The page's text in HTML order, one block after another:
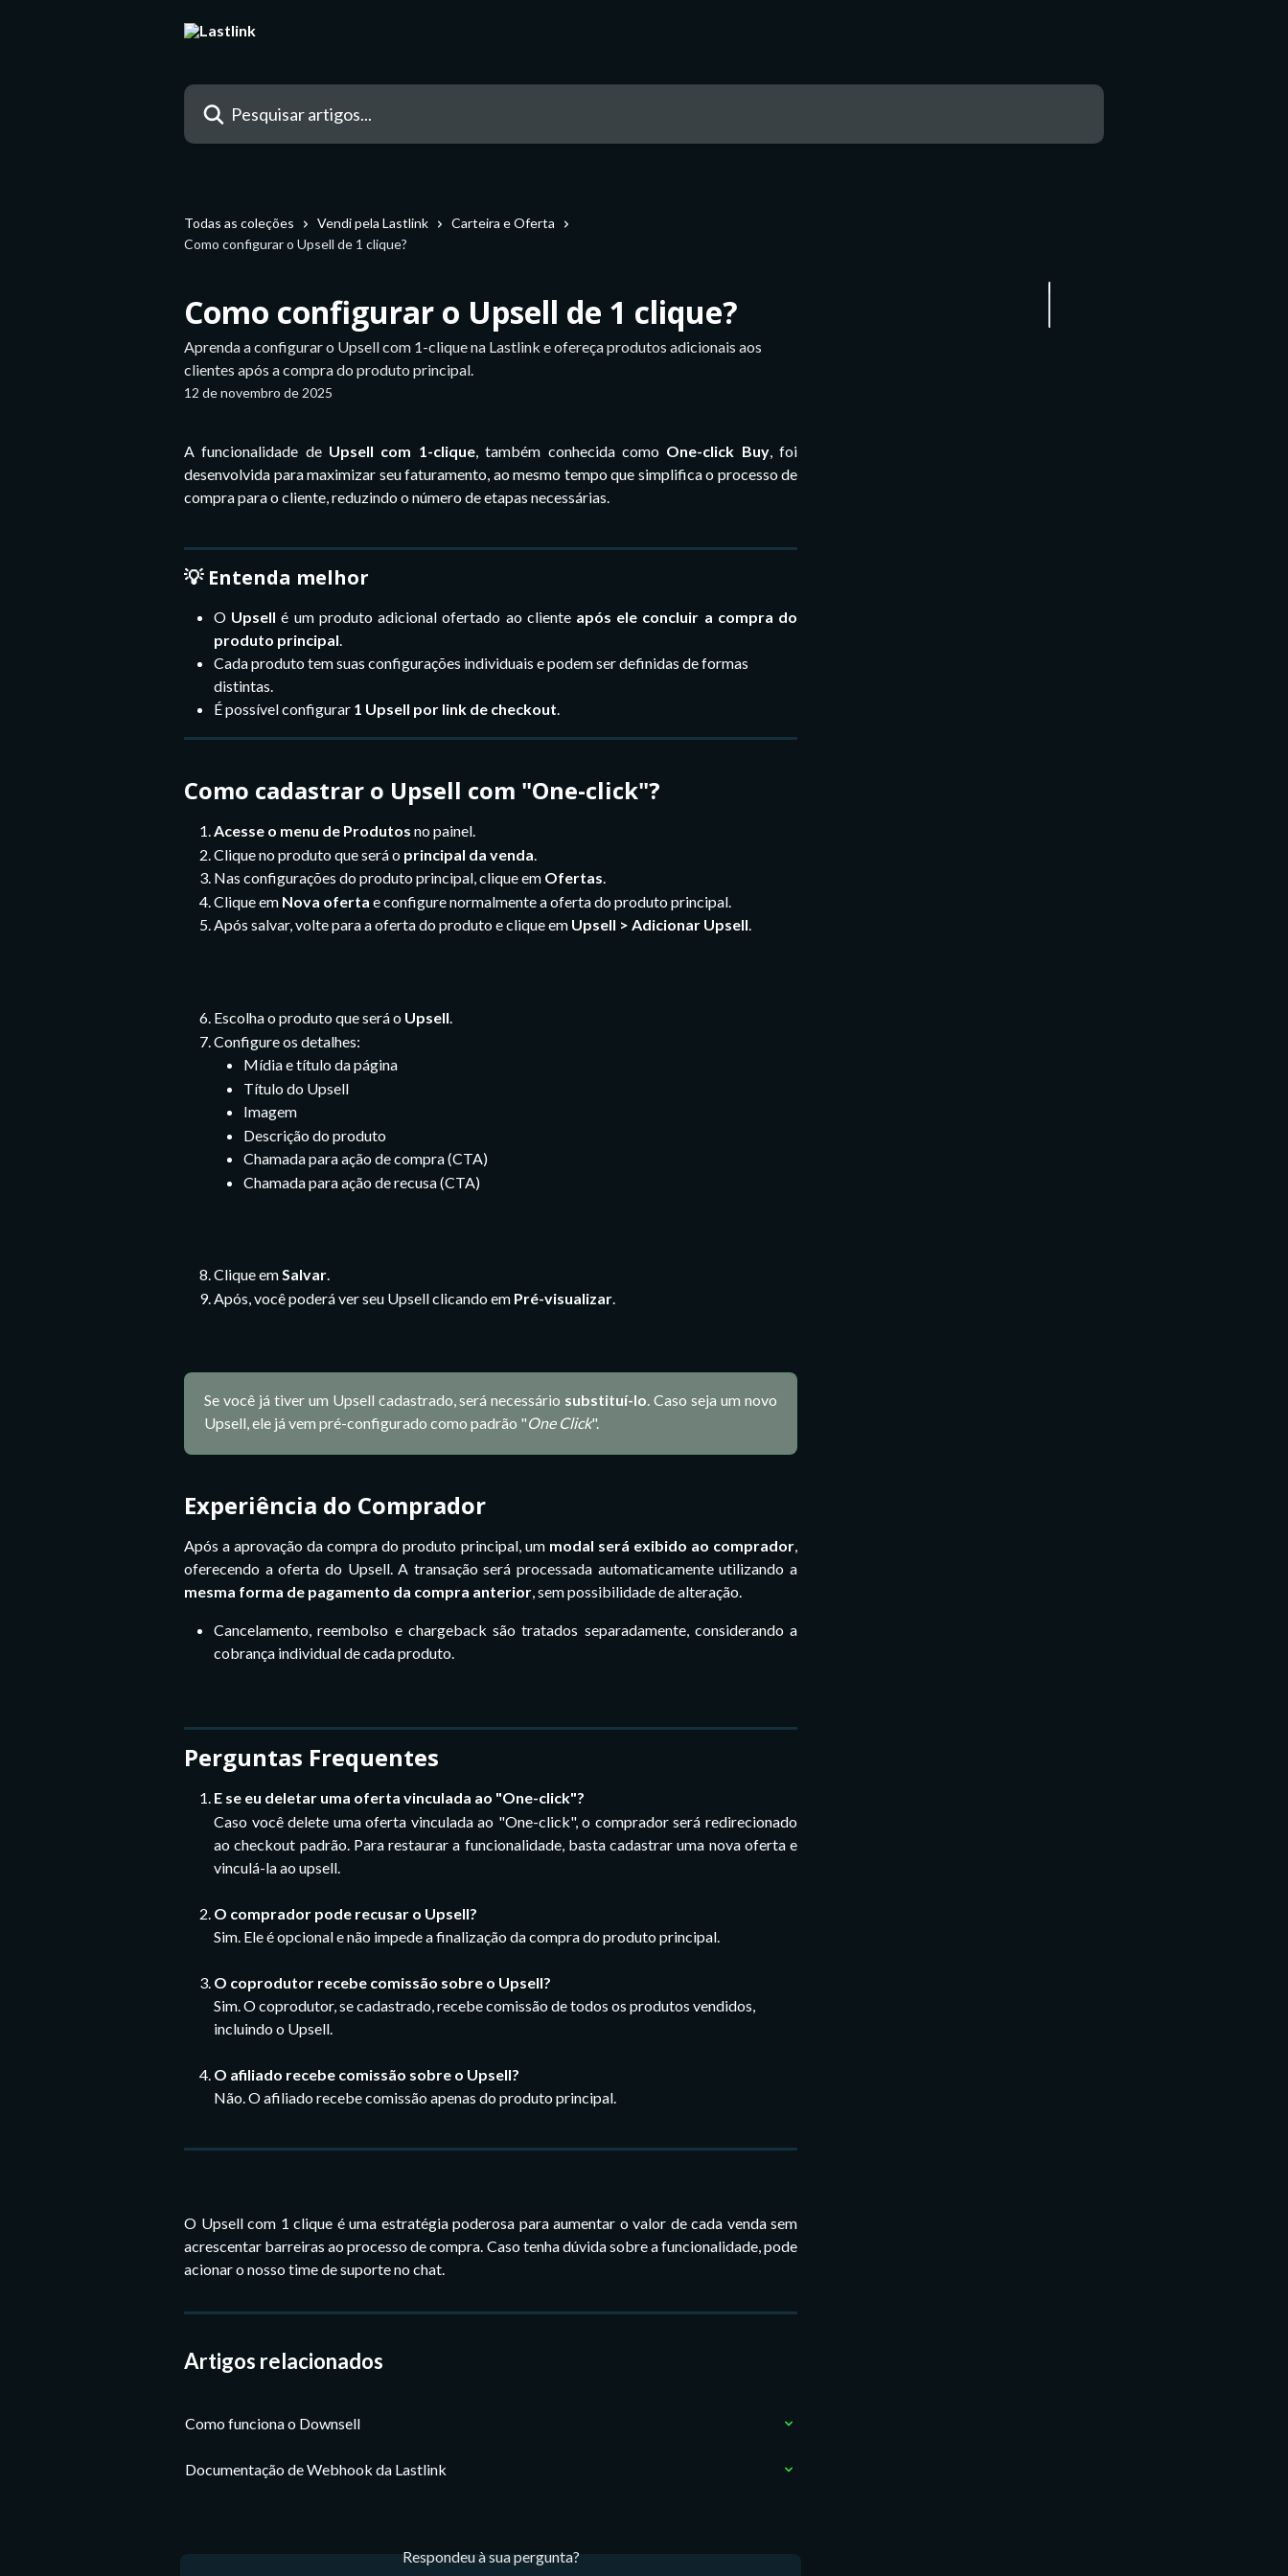
Pesquisar artigos...
Todas as coleções Vendi pela Lastlink
Carteira e Oferta
Como configurar o Upsell de 1 clique?
Como configurar o Upsell de 1 clique?
Aprenda a configurar o Upsell com 1-clique na Lastlink e ofereça produtos adicionais aos
clientes após a compra do produto principal.
12 de novembro de 2025
A funcionalidade de Upsell com 1-clique, também conhecida como One-click Buy, foi
desenvolvida para maximizar seu faturamento, ao mesmo tempo que simplifica o processo de
compra para o cliente, reduzindo o número de etapas necessárias.
💡 Entenda melhor
O Upsell é um produto adicional ofertado ao cliente após ele concluir a compra do
produto principal.
Cada produto tem suas configurações individuais e podem ser definidas de formas
distintas.
É possível configurar 1 Upsell por link de checkout.
Como cadastrar o Upsell com "One-click"?
Acesse o menu de Produtos no painel.
Clique no produto que será o principal da venda.
Nas configurações do produto principal, clique em Ofertas.
Clique em Nova oferta e configure normalmente a oferta do produto principal.
Após salvar, volte para a oferta do produto e clique em Upsell > Adicionar Upsell.
Escolha o produto que será o Upsell.
Configure os detalhes:
Mídia e título da página
Título do Upsell
Imagem
Descrição do produto
Chamada para ação de compra (CTA)
Chamada para ação de recusa (CTA)
Clique emSalvar.
Após, você poderá ver seu Upsell clicando em Pré-visualizar.
Se você já tiver um Upsell cadastrado, será necessário substituí-lo. Caso seja um novo
Upsell, ele já vem pré-configurado como padrão "One Click".
Experiência do Comprador
Após a aprovação da compra do produto principal, um modal será exibido ao comprador,
oferecendo a oferta do Upsell. A transação será processada automaticamente utilizando a
mesma forma de pagamento da compra anterior, sem possibilidade de alteração.
Cancelamento, reembolso e chargeback são tratados separadamente, considerando a
cobrança individual de cada produto.
Perguntas Frequentes
E se eu deletar uma oferta vinculada ao "One-click"?
Caso você delete uma oferta vinculada ao "One-click", o comprador será redirecionado
ao checkout padrão. Para restaurar a funcionalidade, basta cadastrar uma nova oferta e
vinculá-la ao upsell.
O comprador pode recusar o Upsell?
Sim. Ele é opcional e não impede a finalização da compra do produto principal.
O coprodutor recebe comissão sobre o Upsell?
Sim. O coprodutor, se cadastrado, recebe comissão de todos os produtos vendidos,
incluindo o Upsell.
O afiliado recebe comissão sobre o Upsell?
Não. O afiliado recebe comissão apenas do produto principal.
​O Upsell com 1 clique é uma estratégia poderosa para aumentar o valor de cada venda sem
acrescentar barreiras ao processo de compra. Caso tenha dúvida sobre a funcionalidade, pode
acionar o nosso time de suporte no chat.
Artigos relacionados
Como funciona o Downsell
Documentação de Webhook da Lastlink
Respondeu à sua pergunta?